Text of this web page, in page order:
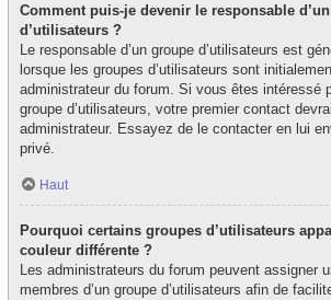
Comment puis-je devenir le responsable
d’utilisateurs ?
Le responsable d’un groupe d’utilisateurs est
lorsque les groupes d’utilisateurs sont
administrateur du forum. Si vous êtes intéressé
groupe d’utilisateurs, votre premier contact
administrateur. Essayez de le contacter en lui
privé.
Haut
Pourquoi certains groupes d’utilisateurs
couleur différente ?
Les administrateurs du forum peuvent assigner
membres d’un groupe d’utilisateurs afin de